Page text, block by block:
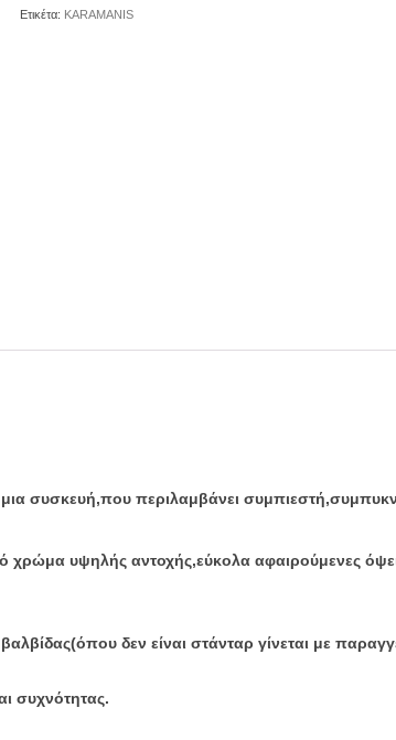
Ετικέτα: KARAMANIS
συσκευή,που περιλαμβάνει
υψηλής αντοχής,εύκολα αφαιρούμενες
δεν είναι στάνταρ γίνεται με
συχνότητας.